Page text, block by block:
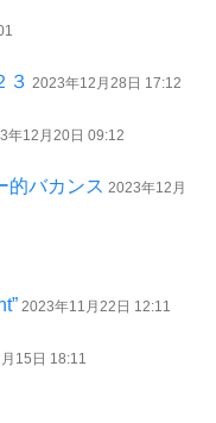
３ 2023年12月28日 17:12
年12月20日 09:12
的バカンス 2023年12月
2023年11月22日 12:11
15日 18:11